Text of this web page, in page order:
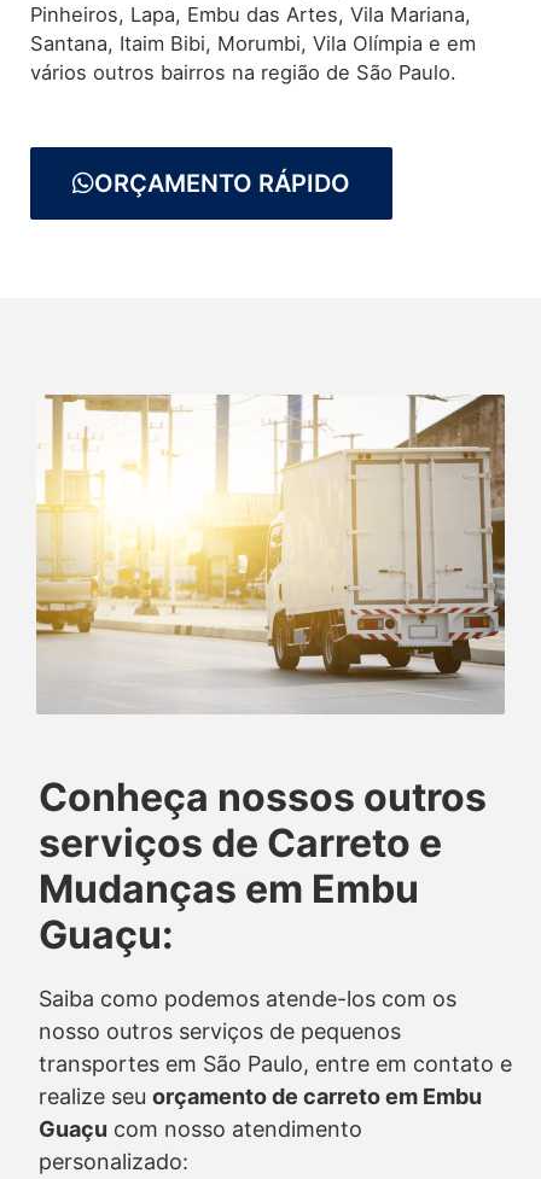
Pinheiros, Lapa, Embu das Artes, Vila Mariana,
Santana, Itaim Bibi, Morumbi, Vila Olímpia e em
vários outros bairros na região de São Paulo.
ORÇAMENTO RÁPIDO
Conheça nossos outros
serviços de Carreto e
Mudanças em Embu
Guaçu:
Saiba como podemos atende-los com os
nosso outros serviços de pequenos
transportes em São Paulo, entre em contato e
realize seu orçamento de carretoem Embu
Guaçu com nosso atendimento
personalizado: